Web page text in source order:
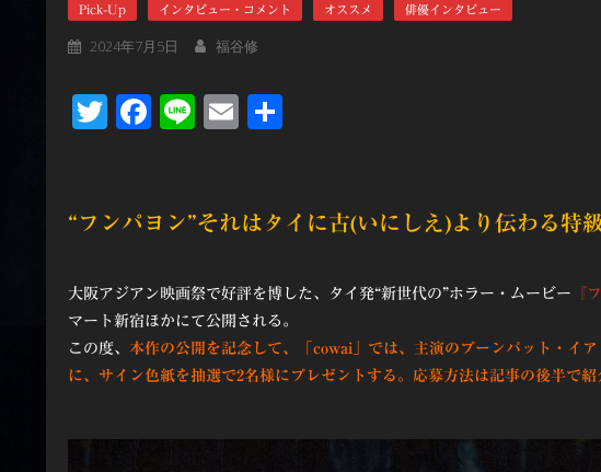
Pick-Up インタビュー・コメント オススメ 俳優インタビュー
2024年7月5日 福谷修
Twitter
Facebook
LineEmail
“フンパヨン”それはタイに古(いにしえ)より伝わる特
大阪アジアン映画祭で好評を博した、タイ発“新世代の”ホラー・ムービー 『
マート新宿ほかにて公開される。
この度、 本作の公開を記念して、「cowai」では、主演のプーンパット・イ
に、サイン色紙を抽選で2名様にプレゼントする。応募方法は記事の後半で紹